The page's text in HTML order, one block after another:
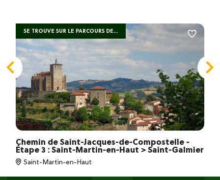
Chemin de Saint-Jacques-de-Compostelle -
Étape 3 : Saint-Martin-en-Haut > Saint-Galmier
Saint-Martin-en-Haut
SE TROUVE SUR LE PARCOURS DE...